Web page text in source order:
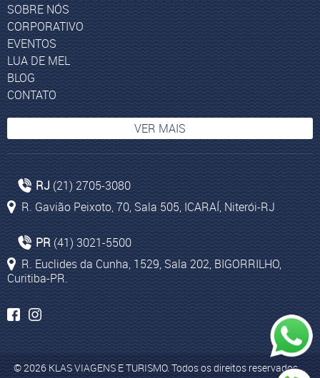
SOBRE NÓS
CORPORATIVO
EVENTOS
LUA DE MEL
BLOG
CONTATO
VER MAIS
Pacotes para Dubai
África do Sul
RJ (21) 2705-3080
R. Gavião Peixoto, 70, Sala 505, ICARAÍ, Niterói-RJ
PR (41) 3021-5500
R. Euclides da Cunha, 1529, Sala 202, BIGORRILHO,
Curitiba-PR.
© 2026 KLAS VIAGENS E TURISMO. Todos os direitos reservados.